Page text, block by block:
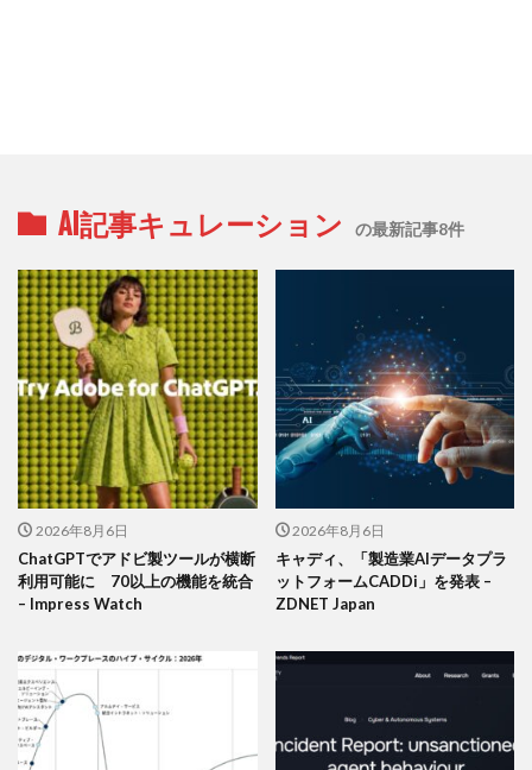
AI記事キュレーション の最新記事8件
2026年8月6日
ChatGPTでアドビ製ツールが横断
利用可能に 70以上の機能を統合
– Impress Watch
2026年8月6日
キャディ、「製造業AIデータプラ
ットフォームCADDi」を発表 –
ZDNET Japan